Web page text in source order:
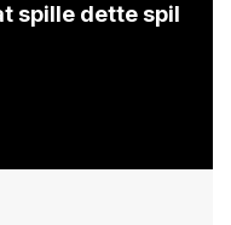
spille dette spil